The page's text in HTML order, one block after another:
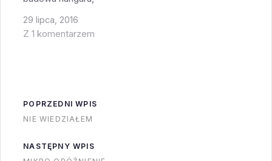
platformy startowej i
stanowiska do
platformy startowe a
nie jedną. Do LC-36
pozostawia tylko LC-
29 lipca, 2016
Z 1 komentarzem
POPRZEDNI WPIS
NIE WIEDZIAŁEM
NASTĘPNY WPIS